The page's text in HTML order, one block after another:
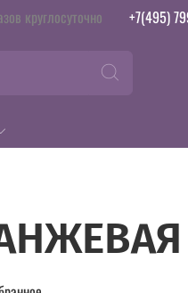
круглосуточно +7(495)